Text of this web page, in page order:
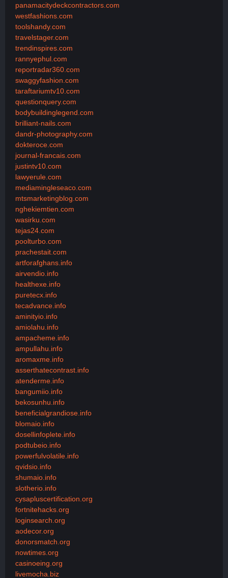
panamacitydeckcontractors.com
westfashions.com
toolshandy.com
travelstager.com
trendinspires.com
rannyephul.com
reportradar360.com
swaggyfashion.com
taraftariumtv10.com
questionquery.com
bodybuildinglegend.com
brilliant-nails.com
dandr-photography.com
dokteroce.com
journal-francais.com
justintv10.com
lawyerule.com
mediamingleseaco.com
mtsmarketingblog.com
nghekiemtien.com
wasirku.com
tejas24.com
poolturbo.com
prachestait.com
artforafghans.info
airvendio.info
healthexe.info
puretecx.info
tecadvance.info
aminityio.info
amiolahu.info
ampacheme.info
ampullahu.info
aromaxme.info
asserthatecontrast.info
atenderme.info
bangumiio.info
bekosunhu.info
beneficialgrandiose.info
blomaio.info
dosellinfoplete.info
podtubeio.info
powerfulvolatile.info
qvidsio.info
shumaio.info
slotherio.info
cysapluscertification.org
fortnitehacks.org
loginsearch.org
aodecor.org
donorsmatch.org
nowtimes.org
casinoeing.org
livemocha.biz